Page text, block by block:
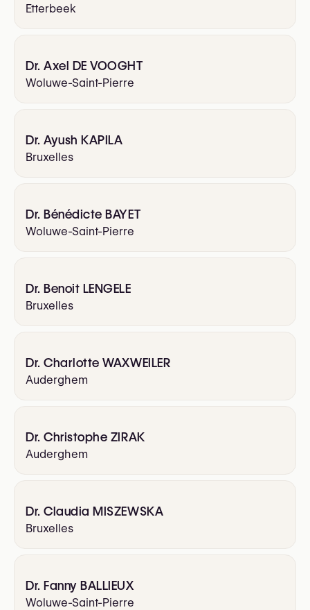
Etterbeek
Dr. Axel DE VOOGHT
Woluwe-Saint-Pierre
Dr. Ayush KAPILA
Bruxelles
Dr. Bénédicte BAYET
Woluwe-Saint-Pierre
Dr. Benoit LENGELE
Bruxelles
Dr. Charlotte WAXWEILER
Auderghem
Dr. Christophe ZIRAK
Auderghem
Dr. Claudia MISZEWSKA
Bruxelles
Dr. Fanny BALLIEUX
Woluwe-Saint-Pierre